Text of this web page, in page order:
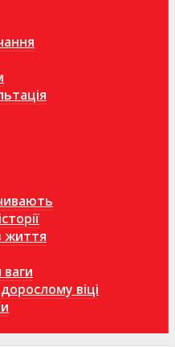
життя
ваги
віці